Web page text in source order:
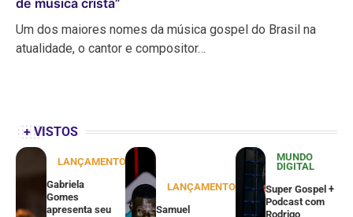
de música cristã”
Um dos maiores nomes da música gospel do Brasil na
atualidade, o cantor e compositor…
+ VISTOS
LANÇAMENTOS
Gabriela
Gomes
apresenta seu
LANÇAMENTOS
Samuel
MUNDO
DIGITAL
Super Gospel +
Podcast com
Rodrigo